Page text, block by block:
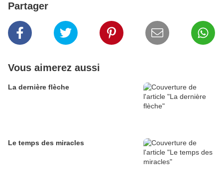
Partager
Vous aimerez aussi
La dernière flèche
Le temps des miracles